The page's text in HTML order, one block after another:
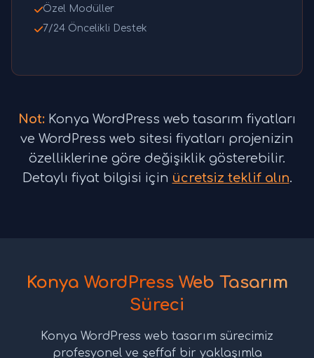
Özel Modüller
7/24 Öncelikli Destek
Not: Konya WordPress web tasarım fiyatları
ve WordPress web sitesi fiyatları projenizin
özelliklerine göre değişiklik gösterebilir.
Detaylı fiyat bilgisi için ücretsiz teklif alın.
Konya WordPress Web Tasarım
Süreci
Konya WordPress web tasarım sürecimiz
profesyonel ve şeffaf bir yaklaşımla